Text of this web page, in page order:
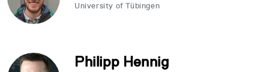
University of Tübingen
Philipp Hennig